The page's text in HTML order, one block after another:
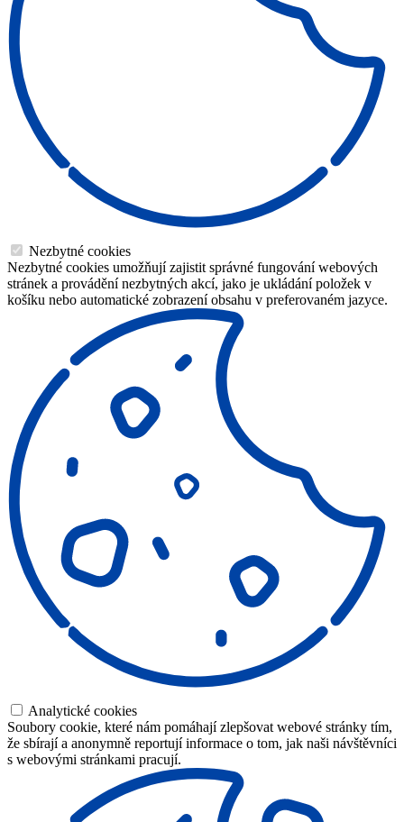
Nezbytné cookies
Nezbytné cookies umožňují zajistit správné fungování webových
stránek a provádění nezbytných akcí, jako je ukládání položek v
košíku nebo automatické zobrazení obsahu v preferovaném jazyce.
Analytické cookies
Soubory cookie, které nám pomáhají zlepšovat webové stránky tím,
že sbírají a anonymně reportují informace o tom, jak naši návštěvníci
s webovými stránkami pracují.